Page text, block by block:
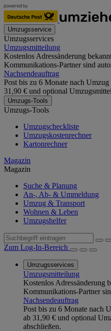
Umzugsservice
Umzugsservices
Umzugsmitteilung
Kostenlos Adressänderung
Kommunikations-Partner sind
Nachsendeauftrag
Post bis zu 6 Monate nach Umzug
31,90 € und optional
Umzugs-Tools
Umzugs-Tools
Umzugscheckliste
Umzugskostenrechner
Kartonrechner
Magazin
Magazin
Suche & Planung
An-, Ab- & Ummeldung
Umzug & Transport
Wohnen & Leben
Umzugshelfer
Zum Log-In-Bereich
Umzugsservices
Umzugsmitteilung
Kostenlos Adressänderung
Kommunikations-Partner
Nachsendeauftrag
Post bis zu 6 Monate nach
ab 31,90 € und optional
abschließen.